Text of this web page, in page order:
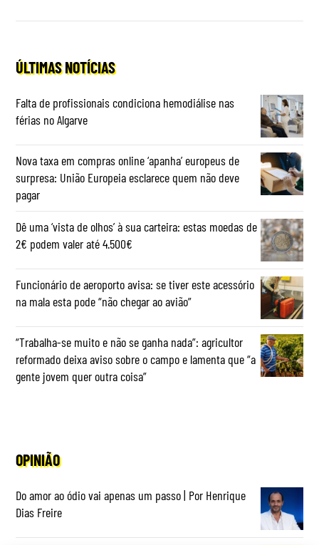
ÚLTIMAS NOTÍCIAS
Falta de profissionais condiciona hemodiálise nas
férias no Algarve
Nova taxa em compras online ‘apanha’ europeus de
surpresa: União Europeia esclarece quem não deve
pagar
Dê uma ‘vista de olhos’ à sua carteira: estas moedas de
2€ podem valer até 4.500€
Funcionário de aeroporto avisa: se tiver este acessório
na mala esta pode “não chegar ao avião”
“Trabalha-se muito e não se ganha nada”: agricultor
reformado deixa aviso sobre o campo e lamenta que “a
gente jovem quer outra coisa”
OPINIÃO
Do amor ao ódio vai apenas um passo | Por Henrique
Dias Freire